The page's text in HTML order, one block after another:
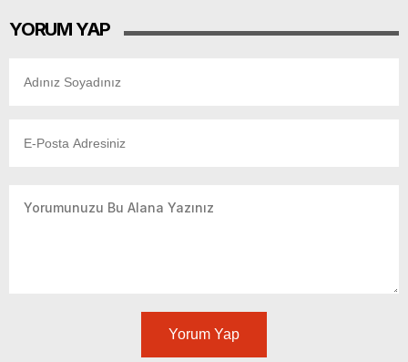
YORUM YAP
Yorum Yap